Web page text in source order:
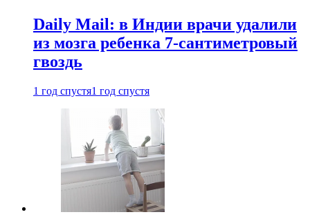
Daily Mail: в Индии врачи удалили
из мозга ребенка 7-сантиметровый
гвоздь
1 год спустя1 год спустя